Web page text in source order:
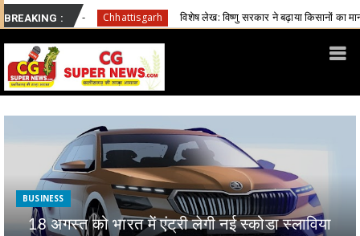
BREAKING :विशेष लेख: विष्णु सरकार ने बढ़ाया किसानों का मान, खेती-किसानी को मिला नया
BUSINESS
18 अगस्त को भारत में एंट्री लेगी नई स्कोडा स्लाविया